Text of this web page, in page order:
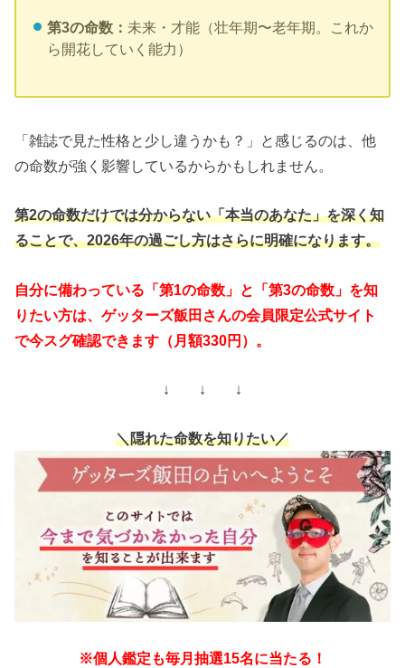
第3の命数： 未来・才能（壮年期〜老年期。これか
ら開花していく能力）
「雑誌で見た性格と少し違うかも？」と感じるのは、他
の命数が強く影響しているからかもしれません。
第2の命数だけでは分からない「本当のあなた」を深く知
ることで、2026年の過ごし方はさらに明確になります。
自分に備わっている「第1の命数」と「第3の命数」を知
りたい方は、ゲッターズ飯田さんの会員限定公式サイト
で今スグ確認できます（月額330円）。
↓ ↓ ↓
＼隠れた命数を知りたい／
※個人鑑定も毎月抽選15名に当たる！